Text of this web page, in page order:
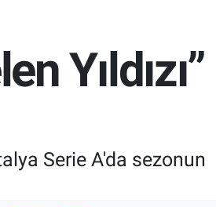
Yıldızı”
Serie A'da sezonun